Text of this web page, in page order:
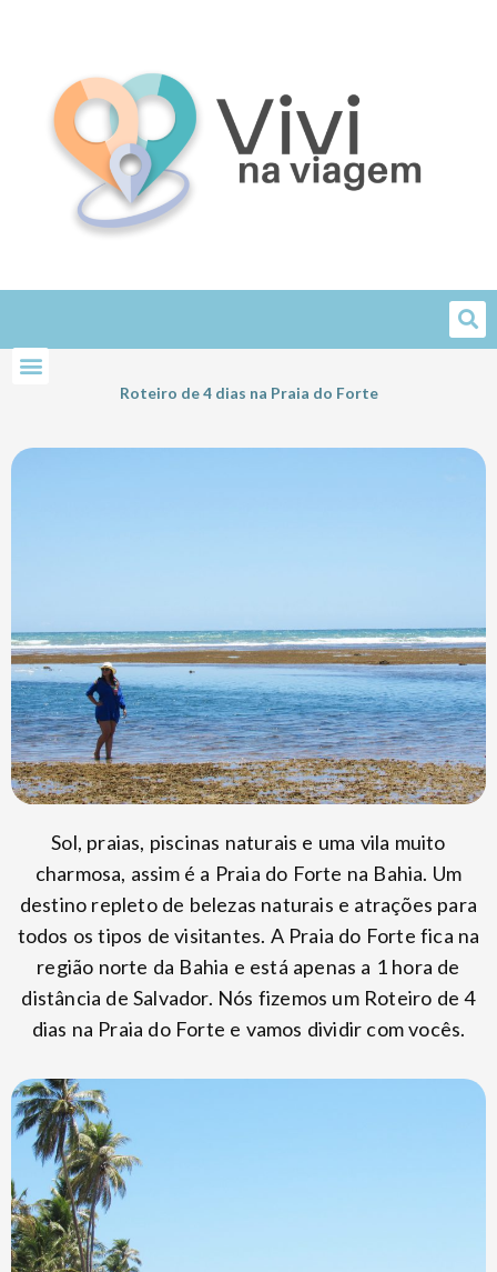
Roteiro de 4 dias na Praia do Forte
Sol, praias, piscinas naturais e uma vila muito
charmosa, assim é a Praia do Forte na Bahia. Um
destino repleto de belezas naturais e atrações para
todos os tipos de visitantes. A Praia do Forte fica na
região norte da Bahia e está apenas a 1 hora de
distância de Salvador. Nós fizemos um Roteiro de 4
dias na Praia do Forte e vamos dividir com vocês.